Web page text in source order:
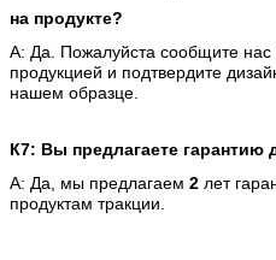
на продукте?
А: Да. Пожалуйста сообщите
продукцией и подтвердите
нашем образце.
К7: Вы предлагаете гарантию
А: Да, мы предлагаем 2 лет
продуктам тракции.